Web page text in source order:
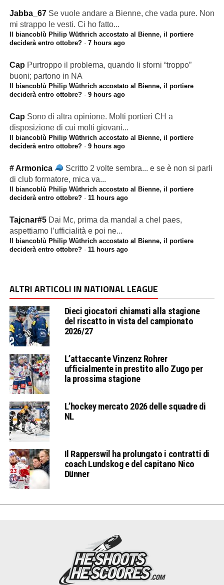
Jabba_67 Se vuole andare a Bienne, che vada pure. Non
mi strappo le vesti. Ci ho fatto...
Il biancoblù Philip Wüthrich accostato al Bienne, il portiere
deciderà entro ottobre?· 7 hours ago
Cap Purtroppo il problema, quando li sforni “troppo”
buoni; partono in NA
Il biancoblù Philip Wüthrich accostato al Bienne, il portiere
deciderà entro ottobre?· 9 hours ago
Cap Sono di altra opinione. Molti portieri CH a
disposizione di cui molti giovani...
Il biancoblù Philip Wüthrich accostato al Bienne, il portiere
deciderà entro ottobre?· 9 hours ago
# Armonica
Scritto 2 volte sembra... e se è non si parli
di club formatore, mica va...
Il biancoblù Philip Wüthrich accostato al Bienne, il portiere
deciderà entro ottobre?· 11 hours ago
Tajcnar#5 Dai Mc, prima da mandal a chel paes,
aspettiamo l’ufficialità e poi ne...
Il biancoblù Philip Wüthrich accostato al Bienne, il portiere
deciderà entro ottobre?· 11 hours ago
ALTRI ARTICOLI IN NATIONAL LEAGUE
Dieci giocatori chiamati alla stagione
del riscatto in vista del campionato
2026/27
L’attaccante Vinzenz Rohrer
ufficialmente in prestito allo Zugo per
la prossima stagione
L’hockey mercato 2026 delle squadre di
NL
Il Rapperswil ha prolungato i contratti di
coach Lundskog e del capitano Nico
Dünner